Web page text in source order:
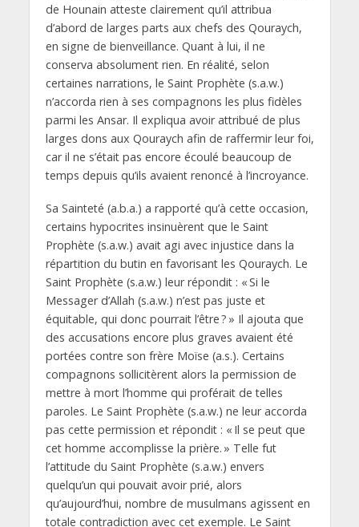
de Hounain atteste clairement qu’il attribua
d’abord de larges parts aux chefs des Qouraych,
en signe de bienveillance. Quant à lui, il ne
conserva absolument rien. En réalité, selon
certaines narrations, le Saint Prophète (s.a.w.)
n’accorda rien à ses compagnons les plus fidèles
parmi les Ansar. Il expliqua avoir attribué de plus
larges dons aux Qouraych afin de raffermir leur foi,
car il ne s’était pas encore écoulé beaucoup de
temps depuis qu’ils avaient renoncé à l’incroyance.
Sa Sainteté (a.b.a.) a rapporté qu’à cette occasion,
certains hypocrites insinuèrent que le Saint
Prophète (s.a.w.) avait agi avec injustice dans la
répartition du butin en favorisant les Qouraych. Le
Saint Prophète (s.a.w.) leur répondit : « Si le
Messager d’Allah (s.a.w.) n’est pas juste et
équitable, qui donc pourrait l’être ? » Il ajouta que
des accusations encore plus graves avaient été
portées contre son frère Moïse (a.s.). Certains
compagnons sollicitèrent alors la permission de
mettre à mort l’homme qui proférait de telles
paroles. Le Saint Prophète (s.a.w.) ne leur accorda
pas cette permission et répondit : « Il se peut que
cet homme accomplisse la prière. » Telle fut
l’attitude du Saint Prophète (s.a.w.) envers
quelqu’un qui pouvait avoir prié, alors
qu’aujourd’hui, nombre de musulmans agissent en
totale contradiction avec cet exemple. Le Saint